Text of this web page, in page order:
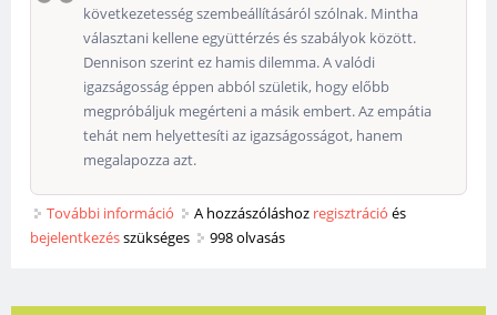
következetesség szembeállításáról szólnak. Mintha
választani kellene együttérzés és szabályok között.
Dennison szerint ez hamis dilemma. A valódi
igazságosság éppen abból születik, hogy előbb
megpróbáljuk megérteni a másik embert. Az empátia
tehát nem helyettesíti az igazságosságot, hanem
megalapozza azt.
További információ Igazságosság és empátia tartalommal
kapcsolatosan
A hozzászóláshoz regisztráció és
bejelentkezésszükséges 998 olvasás